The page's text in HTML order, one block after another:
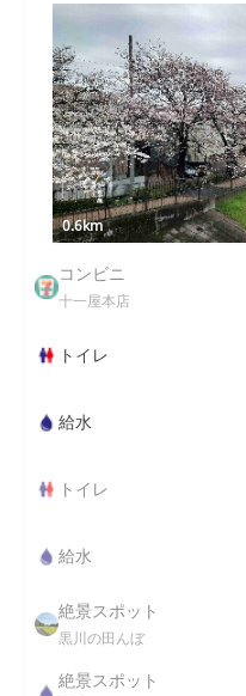
0.6km
コンビニ
十一屋本店
トイレ
給水
トイレ
給水
絶景スポット
黒川の田んぼ
絶景スポット